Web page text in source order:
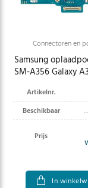
Connectoren en
Samsung
SM-A356 Galaxy
Artikelnr.
Beschikbaar
Prijs
In